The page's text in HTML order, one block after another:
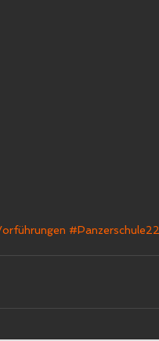
#Panzerschule22